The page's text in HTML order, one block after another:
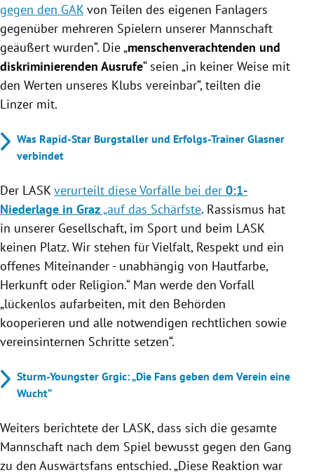
gegen den GAK von Teilen des eigenen Fanlagers
gegenüber mehreren Spielern unserer Mannschaft
geäußert wurden“. Die „menschenverachtenden und
diskriminierenden Ausrufe“ seien „in keiner Weise mit
den Werten unseres Klubs vereinbar“, teilten die
Linzer mit.
Was Rapid-Star Burgstaller und Erfolgs-Trainer Glasner
verbindet
Der LASK verurteilt diese Vorfälle bei der 0:1-
Niederlage in Graz„auf das Schärfste. Rassismus hat
in unserer Gesellschaft, im Sport und beim LASK
keinen Platz. Wir stehen für Vielfalt, Respekt und ein
offenes Miteinander - unabhängig von Hautfarbe,
Herkunft oder Religion.“ Man werde den Vorfall
„lückenlos aufarbeiten, mit den Behörden
kooperieren und alle notwendigen rechtlichen sowie
vereinsinternen Schritte setzen“.
Sturm-Youngster Grgic: „Die Fans geben dem Verein eine
Wucht“
Weiters berichtete der LASK, dass sich die gesamte
Mannschaft nach dem Spiel bewusst gegen den Gang
zu den Auswärtsfans entschied. „Diese Reaktion war